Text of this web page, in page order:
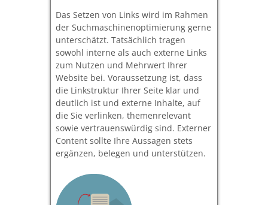
Das Setzen von Links wird im Rahmen
der Suchmaschinenoptimierung gerne
unterschätzt. Tatsächlich tragen
sowohl interne als auch externe Links
zum Nutzen und Mehrwert Ihrer
Website bei. Voraussetzung ist, dass
die Linkstruktur Ihrer Seite klar und
deutlich ist und externe Inhalte, auf
die Sie verlinken, themenrelevant
sowie vertrauenswürdig sind. Externer
Content sollte Ihre Aussagen stets
ergänzen, belegen und unterstützen.